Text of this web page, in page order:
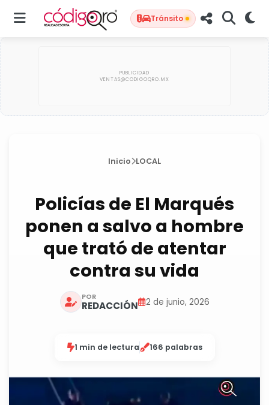
Tránsito
Inicio LOCAL
Policías de El Marqués
ponen a salvo a hombre
que trató de atentar
contra su vida
POR
REDACCIÓN 2 de junio, 2026
1 min de lectura 166 palabras